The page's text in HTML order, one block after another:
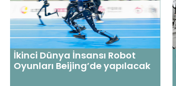
İkinci Dünya İnsansı Robot
Oyunları Beijing’de yapılacak